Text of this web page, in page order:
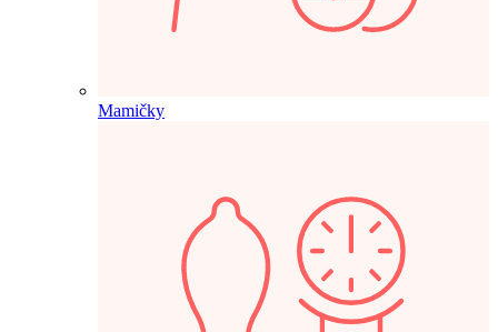
Mamičky